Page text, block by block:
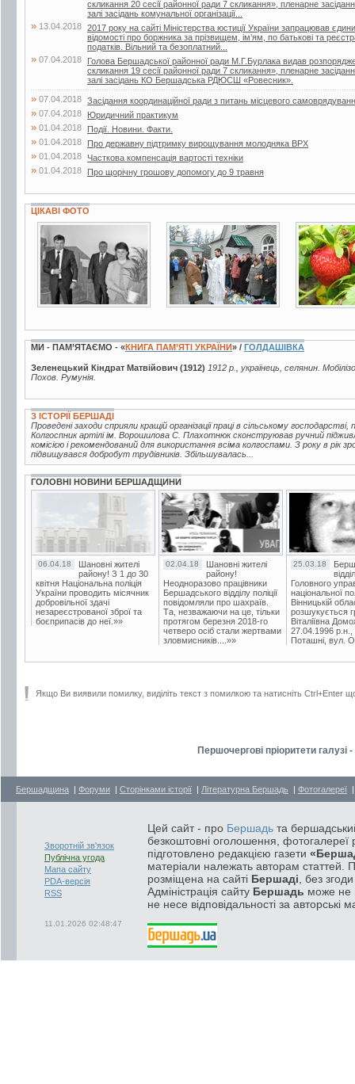
скликання 20 сесії районної ради 7 скликання», пленарне
залі засідань комунальної організації...
» 13.04.2018 2017 року на сайті Міністерства юстиції України запрацював
відомості про боржника за прізвищем, ім’ям, по батькові та
податків. Вільний та безоплатний...
» 07.04.2018
Голова Бершадської районної ради М.Г.Бурлака видав
скликання 19 сесії районної ради 7 скликання», пленарне
залі засідань КО Бершадська РДЮСШ «Ровесник».
» 07.04.2018 Засідання координаційної ради з питань місцевого
» 07.04.2018 Юридичний практикум
» 01.04.2018 Події. Новини. Факти.
» 01.04.2018 Про державну підтримку вирощування молодняка ВРХ
» 01.04.2018 Часткова компенсація вартості техніки
» 01.04.2018 Про щорічну грошову допомогу до 9 травня
ЦІКАВІ ФОТО
3 фото 7 фото
МИ - ПАМ’ЯТАЄМО - «КНИГА ПАМ’ЯТІ УКРАЇНИ» / ГОЛДАШІВКА
Зеленецький Кіндрат Матвійович (1912) 1912 р., українець, селянин.
Похов. Румунія.
З ІСТОРІЇ БЕРШАДІ
Проведені заходи сприяли кращій організації праці в сільському господарстві,
Колгоспник артілі ім. Ворошилова С. Плахотнюк сконструював ручний
комісією і рекомендований для використання всіма колгоспами. З року в рік
підвищувався добробут трудівників. Збільшувалась...
ГОЛОВНІ НОВИНИ БЕРШАДЩИНИ
06.04.18
Шановні жителі
району! З 1 до 30
квітня Національна поліція
України проводить місячник
добровільної здачі
незареєстрованої зброї та
боєприпасів до неї.»»
02.04.18
Шановні жителі
району!
Неодноразово працівники
Бершадського відділу поліції
повідомляли про шахраїв.
Та, незважаючи на це, тільки
протягом березня 2018-го
четверо осіб стали жертвами
зловмисників....»»
25.03.18
Головного
національної
Вінницькій
розшукується
Віталіївна
27.04.1996 р.н.,
Поташні, вул.
Якщо Ви виявили помилку, виділіть текст з помилкою та натисніть Ctrl+Enter
Першочергові пріоритети
Бершадщина | Форуми | Сторінками історії | Літературна Бершадь | Фотогалереї
Зворотній зв'язок
Публічна угода
Мапа сайту
PDA-версія
RSS
11.01.2026 02:48:47
Цей сайт - про Бершадь та
безкоштовні оголошення, фотогалереї
підготовлено редакцією газети
матеріали належать авторам статтей.
розміщена на сайті Бершаді , без
Адміністрація сайту Бершадь може не
не несе відповідальності за авторські